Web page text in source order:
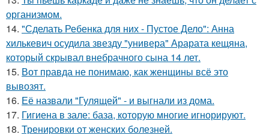
организмом.
14. "Сделать Ребенка для них - Пустое Дело": Анна
хилькевич осудила звезду "универа" Арарата кещяна,
который скрывал внебрачного сына 14 лет.
15. Вот правда не понимаю, как женщины всё это
вывозят.
16. Её назвали "Гулящей" - и выгнали из дома.
17. Гигиена в зале: база, которую многие игнорируют.
18. Тренировки от женских болезней.